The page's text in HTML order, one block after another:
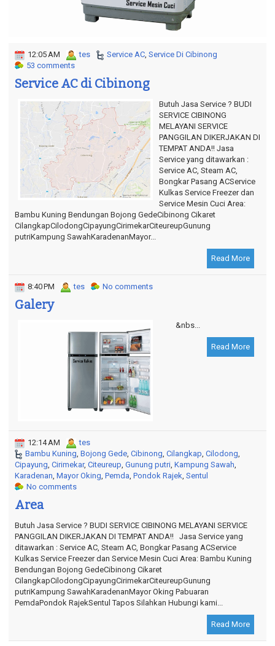
o
12:05 AM tes Service AC, Service Di Cibinong
53 comments
Service AC di Cibinong
Butuh Jasa Service ? BUDI
SERVICE CIBINONG
MELAYANI SERVICE
PANGGILAN DIKERJAKAN DI
TEMPAT ANDA!! Jasa
Service yang ditawarkan :
Service AC, Steam AC,
Bongkar Pasang ACService
Kulkas Service Freezer dan
Service Mesin Cuci Area:
Bambu Kuning Bendungan Bojong GedeCibinong Cikaret
CilangkapCilodongCipayungCirimekarCiteureupGunung
putriKampung SawahKaradenanMayor...
Read More
8:40 PM tes No comments
Galery
&nbs...
Read More
12:14 AM
tes
Bambu Kuning, Bojong Gede, Cibinong, Cilangkap, Cilodong,
Cipayung, Cirimekar, Citeureup, Gunung putri, Kampung Sawah,
Karadenan, Mayor Oking, Pemda, Pondok Rajek, Sentul
No comments
Area
Butuh Jasa Service ? BUDI SERVICE CIBINONG MELAYANI SERVICE
PANGGILAN DIKERJAKAN DI TEMPAT ANDA!! Jasa Service yang
ditawarkan : Service AC, Steam AC, Bongkar Pasang ACService
Kulkas Service Freezer dan Service Mesin Cuci Area: Bambu Kuning
Bendungan Bojong GedeCibinong Cikaret
CilangkapCilodongCipayungCirimekarCiteureupGunung
putriKampung SawahKaradenanMayor Oking Pabuaran
PemdaPondok RajekSentul Tapos Silahkan Hubungi kami...
Read More